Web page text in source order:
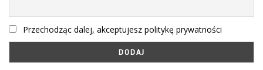
Przechodząc dalej, akceptujesz politykę prywatności